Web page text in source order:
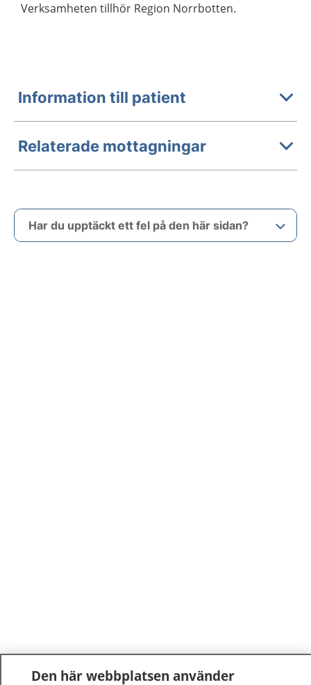
Verksamheten tillhör Region Norrbotten.
Information till patient
Relaterade mottagningar
Har du upptäckt ett fel på den här sidan?
Den här webbplatsen använder